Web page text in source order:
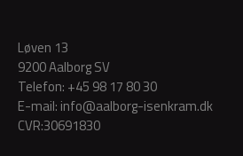
Løven 13
9200 Aalborg SV
Telefon: +45 98 17 80 30
E-mail: info@aalborg-isenkram.dk
CVR:30691830